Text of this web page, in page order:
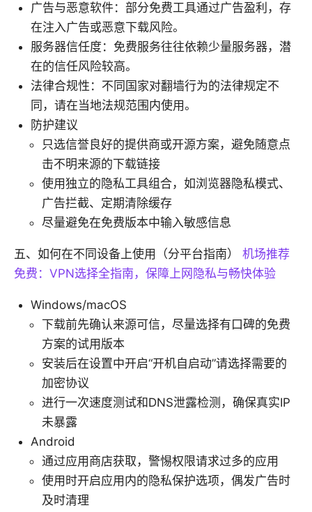
广告与恶意软件：部分免费工具通过广告盈利，存
在注入广告或恶意下载风险。
服务器信任度：免费服务往往依赖少量服务器，潜
在的信任风险较高。
法律合规性：不同国家对翻墙行为的法律规定不
同，请在当地法规范围内使用。
防护建议
只选信誉良好的提供商或开源方案，避免随意点
击不明来源的下载链接
使用独立的隐私工具组合，如浏览器隐私模式、
广告拦截、定期清除缓存
尽量避免在免费版本中输入敏感信息
五、如何在不同设备上使用（分平台指南） 机场推荐
免费：VPN选择全指南，保障上网隐私与畅快体验
Windows/macOS
下载前先确认来源可信，尽量选择有口碑的免费
方案的试用版本
安装后在设置中开启“开机自启动”请选择需要的
加密协议
进行一次速度测试和DNS泄露检测，确保真实IP
未暴露
Android
通过应用商店获取，警惕权限请求过多的应用
使用时开启应用内的隐私保护选项，偶发广告时
及时清理